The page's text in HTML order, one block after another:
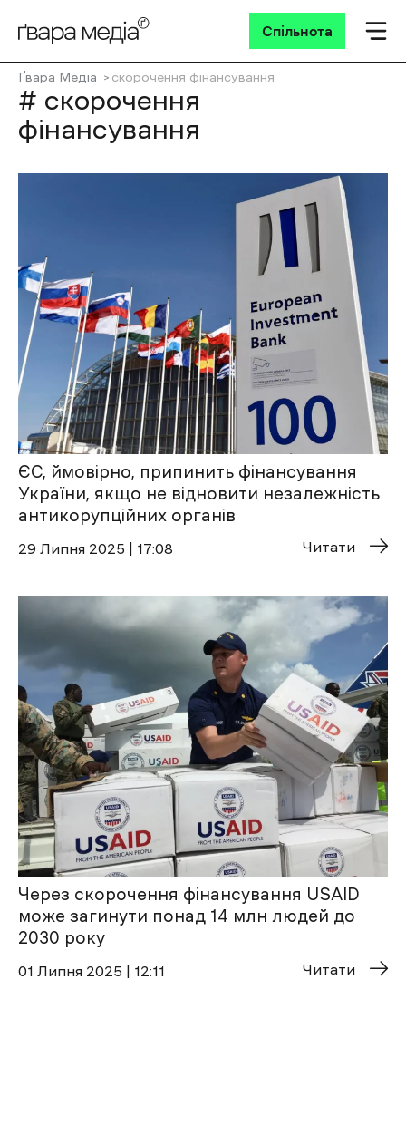
Спільнота
Ґвара Медіа скорочення фінансування
# скорочення
фінансування
ЄС, ймовірно, припинить фінансування
України, якщо не відновити незалежність
антикорупційних органів
29 Липня 2025 | 17:08 Читати
Через скорочення фінансування USAID
може загинути понад 14 млн людей до
2030 року
01 Липня 2025 | 12:11 Читати